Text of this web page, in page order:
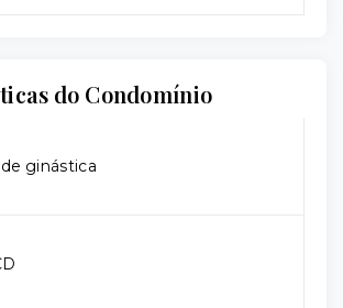
do Condomínio
ginástica